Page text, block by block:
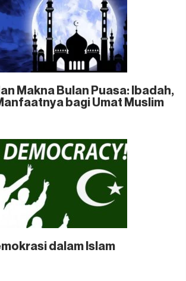
Makna Bulan Puasa: Ibadah,
bagi Umat Muslim
dalam Islam